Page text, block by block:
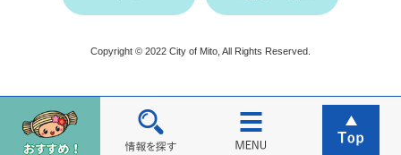
Copyright © 2022 City of Mito, All Rights Reserved.